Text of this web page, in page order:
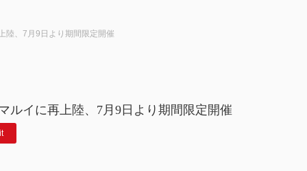
陸、7月9日より期間限定開催
ルイに再上陸、7月9日より期間限定開催